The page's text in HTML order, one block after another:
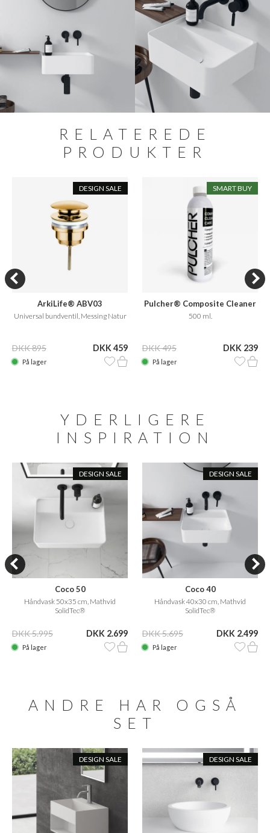
RELATEREDE
PRODUKTER
DESIGN SALE
ArkiLife® ABV03
Universal bundventil, Messing Natur
DKK 895 DKK 459
På lager
SMART BUY
Pulcher® Composite Cleaner
Care
500 ml.
DKK 495 DKK 239
På lager
YDERLIGERE
INSPIRATION
DESIGN SALE
Coco 50
Håndvask 50x35 cm, Mathvid
SolidTec®
DKK 5.995 DKK 2.699
På lager
DESIGN SALE
Coco 40
Håndvask 40x30 cm, Mathvid
SolidTec®
DKK 5.695 DKK 2.499
På lager
ANDRE HAR OGSÅ
SET
DESIGN SALE DESIGN SALE